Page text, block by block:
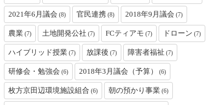
2021年6月議会 (8) 官民連携 (8) 2018年9月議会 (7)
農業 (7) 土地開発公社 (7) FCティアモ (7) ドローン (7)
ハイブリッド授業 (7) 放課後 (7) 障害者福祉 (7)
研修会・勉強会 (6) 2018年3月議会（予算） (6)
枚方京田辺環境施設組合 (6) 朝の預かり事業 (6)